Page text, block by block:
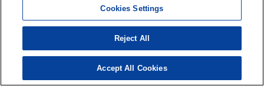
守口市の衣料品店
Cookies Settings
Reject All
Accept All Cookies